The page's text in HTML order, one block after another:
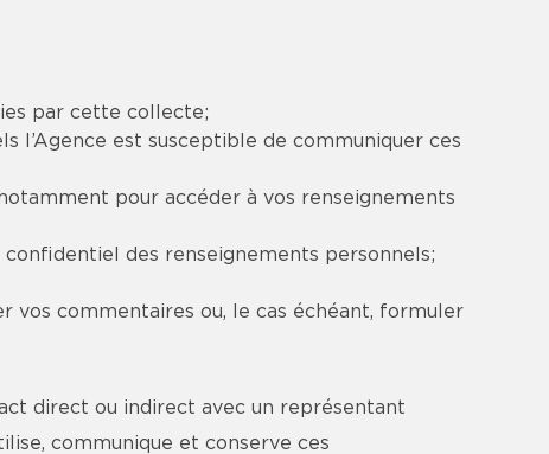
par cette collecte;
l’Agence est susceptible de communiquer ces
pour accéder à vos renseignements
des renseignements personnels;
vos commentaires ou, le cas échéant, formuler
direct ou indirect avec un représentant
communique et conserve ces